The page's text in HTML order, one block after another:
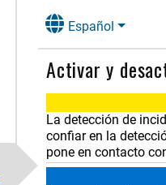
Español
Activar y
La detección de
confiar en la
pone en contacto